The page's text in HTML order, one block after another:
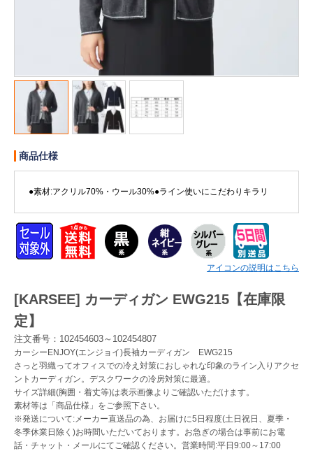
カタログ請求（無料）
試着サンプル無料貸し出し
デジタルカタログ
クイックオーダー
ログアウト
円まで
商品仕様
●素材:アクリル70%・ウール30%●ライン使いにこだわりキラリ
アイコンの説明はこちら
[KARSEE] カーディガン EWG215【在庫限
定】
注文番号：102454603～102454807
カーシーENJOY(エンジョイ)長袖カーディガン EWG215
さっと羽織ってオフィスでの冷え対策におしゃれな印象のライン入りアクセ
ントカーディガン。デスクワークの冷房対策に最適。
サイズ詳細(胸囲・着丈等)は表示画像よりご確認いただけます。
素材等は「商品仕様」をご参照下さい。
※発送について:メーカー直送品の為、お届けに5日程度(土日祝日、夏季・
冬季休業日除く)お時間いただいております。お急ぎの場合は事前にお電
話・チャット・メールにてご確認ください。営業時間:平日9:00～17:00